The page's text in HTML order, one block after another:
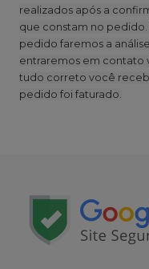
realizados após a
que constam no
pedido faremos a
entraremos em contato
tudo correto você
pedido foi faturado.